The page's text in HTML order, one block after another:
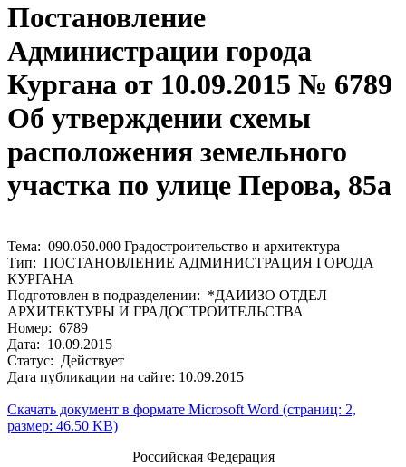
Постановление
Администрации города
Кургана от 10.09.2015 № 6789
Об утверждении схемы
расположения земельного
участка по улице Перова, 85а
Тема: 090.050.000 Градостроительство и архитектура
Тип: ПОСТАНОВЛЕНИЕ АДМИНИСТРАЦИЯ ГОРОДА
КУРГАНА
Подготовлен в подразделении: *ДАИИЗО ОТДЕЛ
АРХИТЕКТУРЫ И ГРАДОСТРОИТЕЛЬСТВА
Номер: 6789
Дата: 10.09.2015
Статус: Действует
Дата публикации на сайте: 10.09.2015
Скачать документ в формате Microsoft Word (страниц: 2,
размер: 46.50 KB)
Российская Федерация